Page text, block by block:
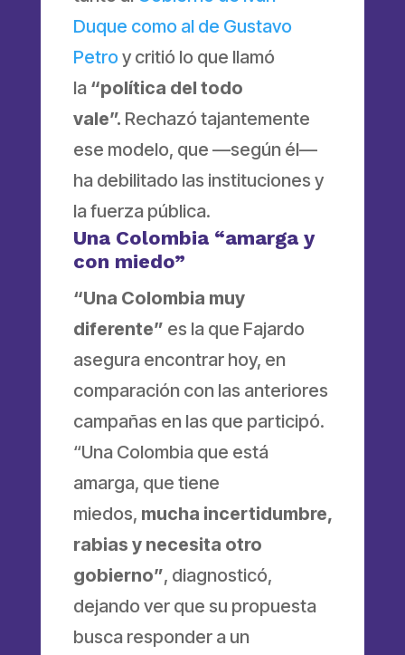
Duque como al de Gustavo
Petroy critió lo que llamó
la “política del todo
vale”. Rechazó tajantemente
ese modelo, que —según él—
ha debilitado las instituciones y
la fuerza pública.
Una Colombia “amarga y
con miedo”
“Una Colombia muy
diferente” es la que Fajardo
asegura encontrar hoy, en
comparación con las anteriores
campañas en las que participó.
“Una Colombia que está
amarga, que tiene
miedos, mucha incertidumbre,
rabias y necesita otro
gobierno”, diagnosticó,
dejando ver que su propuesta
busca responder a un